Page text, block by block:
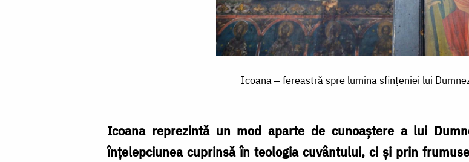
Icoana ‒ fereastră spre lumina sfințeniei lui
Icoana reprezintă un mod aparte de cunoaștere a lui
înțelepciunea cuprinsă în teologia cuvântului, ci și prin